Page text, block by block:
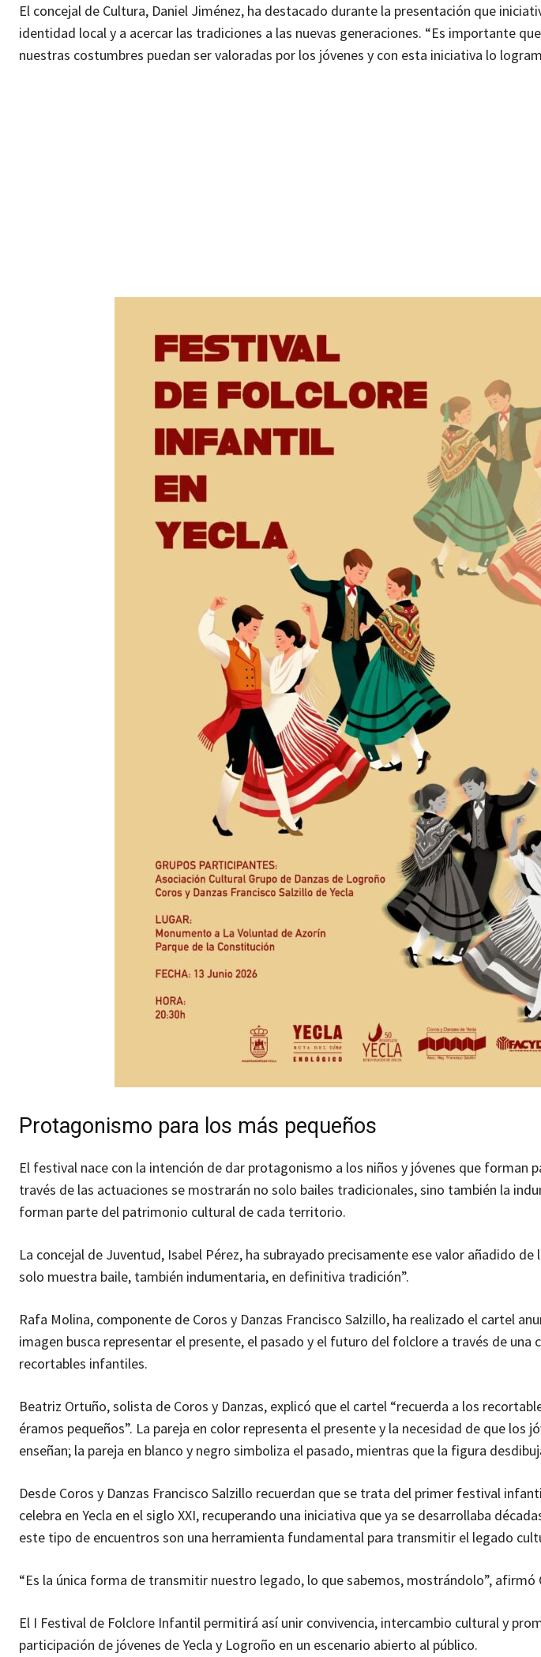
El concejal de Cultura, Daniel Jiménez, ha destacado durante la presentación que
identidad local y a acercar las tradiciones a las nuevas generaciones. “Es importante
nuestras costumbres puedan ser valoradas por los jóvenes y con esta iniciativa lo
Protagonismo para los más pequeños
El festival nace con la intención de dar protagonismo a los niños y jóvenes que forman
través de las actuaciones se mostrarán no solo bailes tradicionales, sino también la
forman parte del patrimonio cultural de cada territorio.
La concejal de Juventud, Isabel Pérez, ha subrayado precisamente ese valor añadido
solo muestra baile, también indumentaria, en definitiva tradición”.
Rafa Molina, componente de Coros y Danzas Francisco Salzillo, ha realizado el cartel
imagen busca representar el presente, el pasado y el futuro del folclore a través de una
recortables infantiles.
Beatriz Ortuño, solista de Coros y Danzas, explicó que el cartel “recuerda a los
éramos pequeños”. La pareja en color representa el presente y la necesidad de que los
enseñan; la pareja en blanco y negro simboliza el pasado, mientras que la figura
Desde Coros y Danzas Francisco Salzillo recuerdan que se trata del primer festival
celebra en Yecla en el siglo XXI, recuperando una iniciativa que ya se desarrollaba
este tipo de encuentros son una herramienta fundamental para transmitir el legado
“Es la única forma de transmitir nuestro legado, lo que sabemos, mostrándolo”,
El I Festival de Folclore Infantil permitirá así unir convivencia, intercambio cultural y
participación de jóvenes de Yecla y Logroño en un escenario abierto al público.